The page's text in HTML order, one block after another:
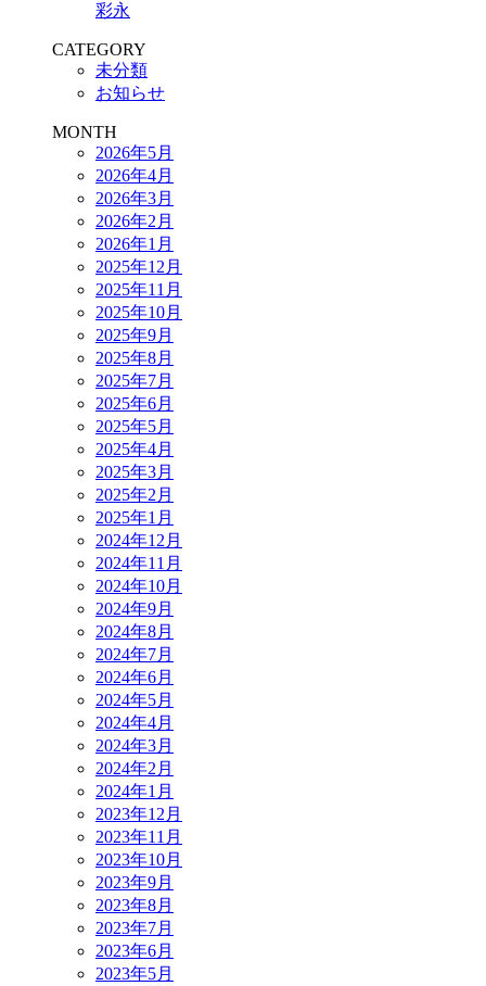
彩永
CATEGORY
未分類
お知らせ
MONTH
2026年5月
2026年4月
2026年3月
2026年2月
2026年1月
2025年12月
2025年11月
2025年10月
2025年9月
2025年8月
2025年7月
2025年6月
2025年5月
2025年4月
2025年3月
2025年2月
2025年1月
2024年12月
2024年11月
2024年10月
2024年9月
2024年8月
2024年7月
2024年6月
2024年5月
2024年4月
2024年3月
2024年2月
2024年1月
2023年12月
2023年11月
2023年10月
2023年9月
2023年8月
2023年7月
2023年6月
2023年5月